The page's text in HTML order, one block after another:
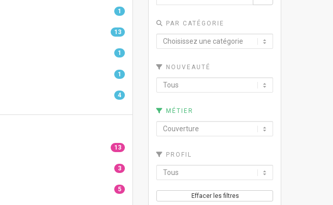
1
13
1
1
4
13
3
5
PAR CATÉGORIE
NOUVEAUTÉ
MÉTIER
PROFIL
Effacer les filtres